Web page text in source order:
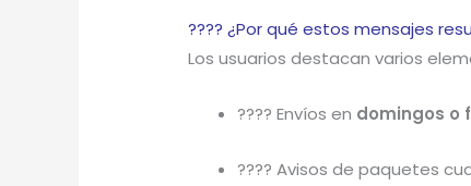
???? ¿Por qué estos mensajes
Los usuarios destacan varios
???? Envíos en domingos o
???? Avisos de paquetes